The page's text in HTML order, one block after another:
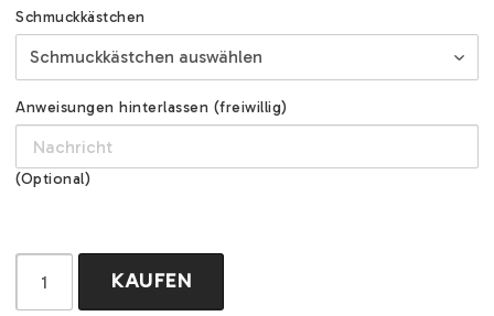
Schmuckkästchen
Anweisungen hinterlassen (freiwillig)
(Optional)
KAUFEN